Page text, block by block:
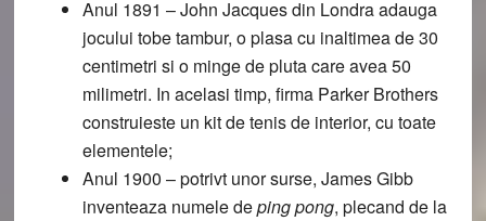
Anul 1891 – John Jacques din Londra adauga
jocului tobe tambur, o plasa cu inaltimea de 30
centimetri si o minge de pluta care avea 50
milimetri. In acelasi timp, firma Parker Brothers
construieste un kit de tenis de interior, cu toate
elementele;
Anul 1900 – potrivt unor surse, James Gibb
inventeaza numele deping pong, plecand de la